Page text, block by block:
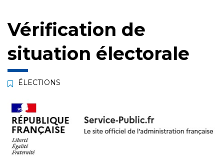
Vérification de
situation électorale
ÉLECTIONS